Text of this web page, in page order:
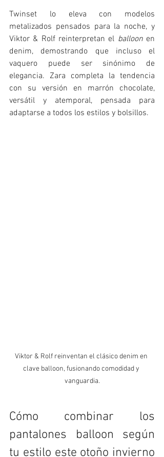
Twinset lo eleva con modelos
metalizados pensados para la noche, y
Viktor & Rolf reinterpretan el balloon en
denim, demostrando que incluso el
vaquero puede ser sinónimo de
elegancia. Zara completa la tendencia
con su versión en marrón chocolate,
versátil y atemporal, pensada para
adaptarse a todos los estilos y bolsillos.
Viktor & Rolf reinventan el clásico denim en
clave balloon, fusionando comodidad y
vanguardia.
Cómo combinar los
pantalones balloon según
tu estilo este otoño invierno